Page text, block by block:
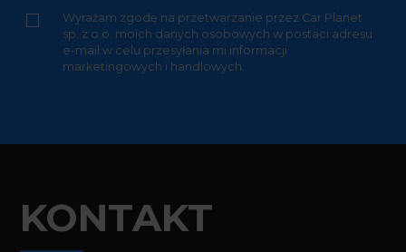
Wyrażam zgodę na przetwarzanie przez Car Planet
sp. z o.o. moich danych osobowych w postaci adresu
e-mail w celu przesyłania mi informacji
marketingowych i handlowych.
KONTAKT